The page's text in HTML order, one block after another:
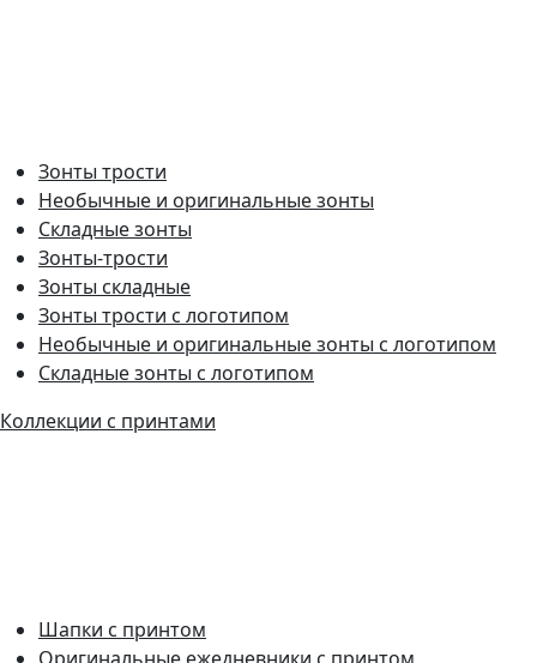
Зонты трости
Необычные и оригинальные зонты
Складные зонты
Зонты-трости
Зонты складные
Зонты трости с логотипом
Необычные и оригинальные зонты с логотипом
Складные зонты с логотипом
Коллекции с принтами
Шапки с принтом
Оригинальные ежедневники с принтом